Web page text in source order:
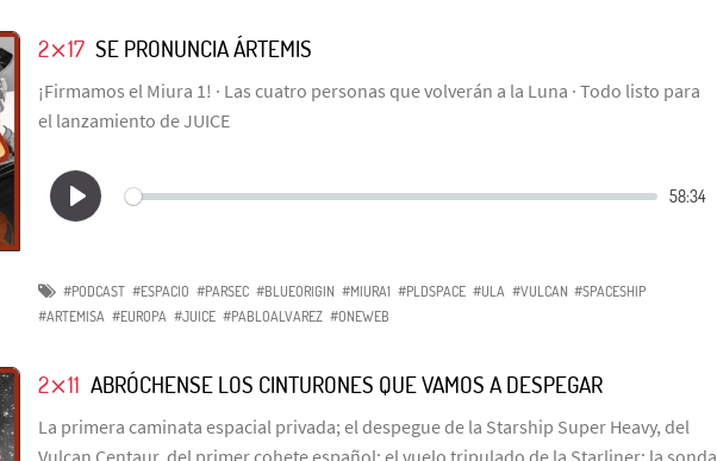
2⨯17 SE PRONUNCIA ÁRTEMIS
¡Firmamos el Miura 1! · Las cuatro personas que volverán a la Luna · Todo listo para
el lanzamiento de JUICE
#PODCAST #ESPACIO #PARSEC #BLUEORIGIN #MIURA1 #PLDSPACE #ULA #VULCAN #SPACESHIP
#ARTEMISA #EUROPA #JUICE #PABLOALVAREZ #ONEWEB
2⨯11 ABRÓCHENSE LOS CINTURONES QUE VAMOS A DESPEGAR
La primera caminata espacial privada; el despegue de la Starship Super Heavy, del